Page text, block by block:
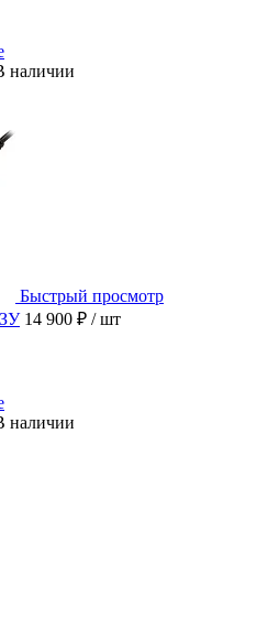
наличии
Быстрый просмотр
14 900 ₽ / шт
наличии